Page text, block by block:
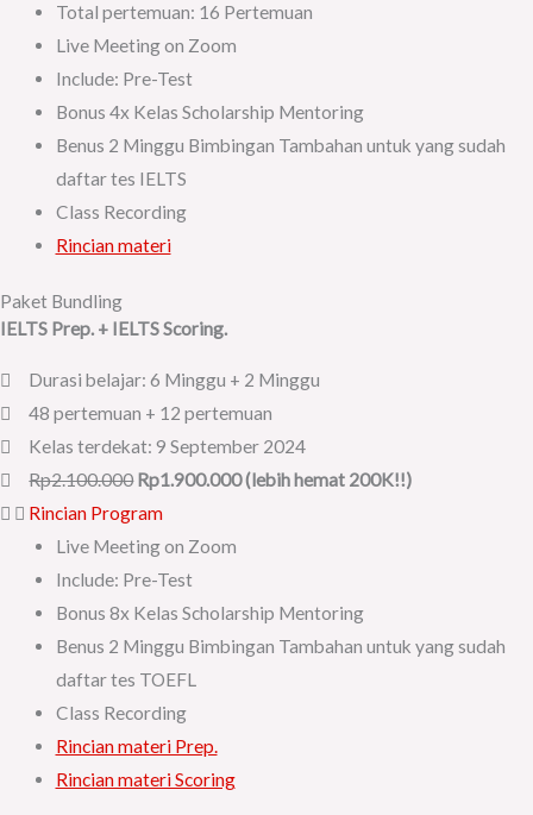
Total pertemuan: 16 Pertemuan
Live Meeting on Zoom
Include: Pre-Test
Bonus 4x Kelas Scholarship Mentoring
Benus 2 Minggu Bimbingan Tambahan untuk yang sudah
daftar tes IELTS
Class Recording
Rincian materi
Paket Bundling
IELTS Prep. + IELTS Scoring.
Durasi belajar: 6 Minggu + 2 Minggu
48 pertemuan + 12 pertemuan
Kelas terdekat: 9 September 2024
Rp2.100.000 Rp1.900.000 (lebih hemat 200K!!)
Rincian Program
Live Meeting on Zoom
Include: Pre-Test
Bonus 8x Kelas Scholarship Mentoring
Benus 2 Minggu Bimbingan Tambahan untuk yang sudah
daftar tes TOEFL
Class Recording
Rincian materi Prep.
Rincian materi Scoring